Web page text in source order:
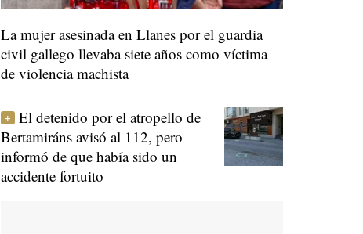
La mujer asesinada en Llanes por el guardia
civil gallego llevaba siete años como víctima
de violencia machista
El detenido por el atropello de
Bertamiráns avisó al 112, pero
informó de que había sido un
accidente fortuito